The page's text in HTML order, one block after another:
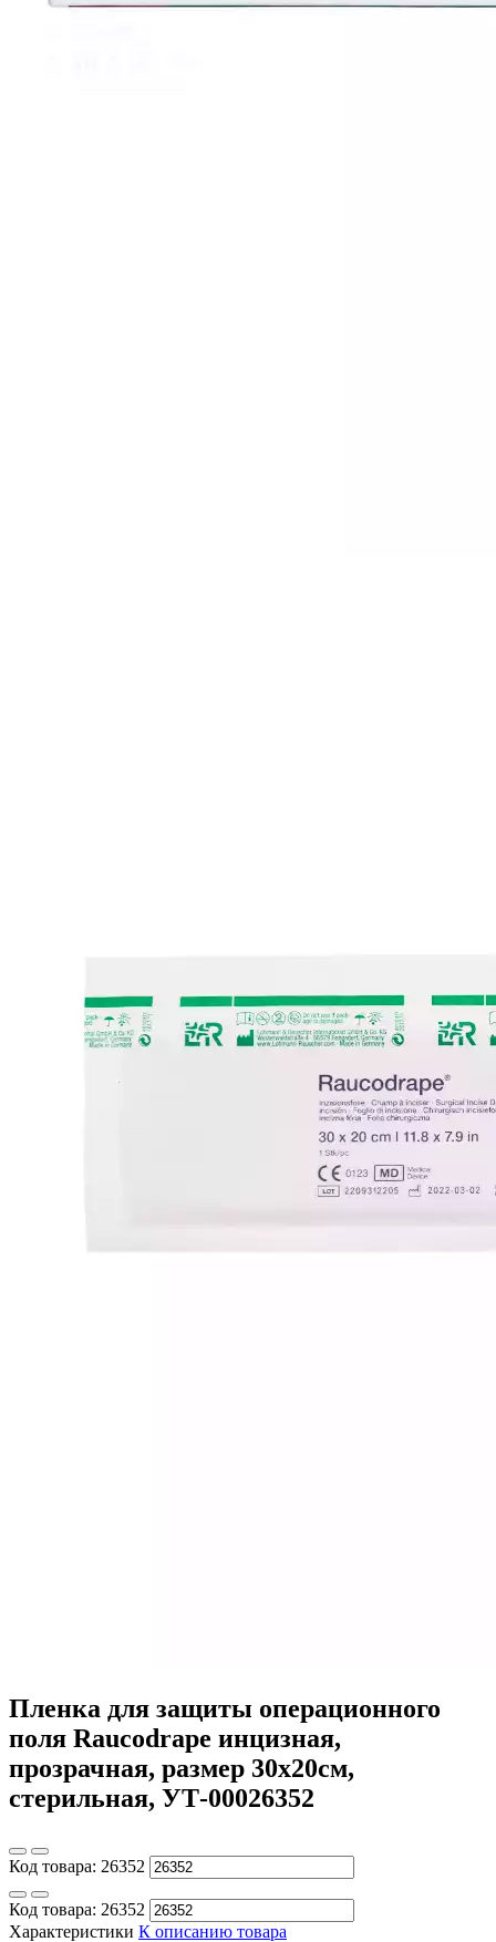
Пленка для защиты операционного
поля Raucodrape инцизная,
прозрачная, размер 30х20см,
стерильная, УТ-00026352
Код товара: 26352
Код товара: 26352
Характеристики К описанию товара